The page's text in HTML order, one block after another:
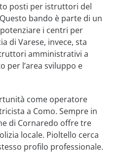
posti per istruttori del
bando è parte di un
i centri per
di Varese, invece, sta
amministrativi a
per l’area sviluppo e
come operatore
a Como. Sempre in
di Cornaredo offre tre
locale. Pioltello cerca
profilo professionale.